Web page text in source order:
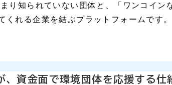
り知られていない団体と、「ワンコイン
くれる企業を結ぶプラットフォームです
、資金面で環境団体を応援する仕